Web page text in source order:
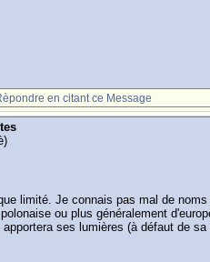
en citant ce Message
limité. Je connais pas mal de
ou plus généralement
ses lumières (à défaut de